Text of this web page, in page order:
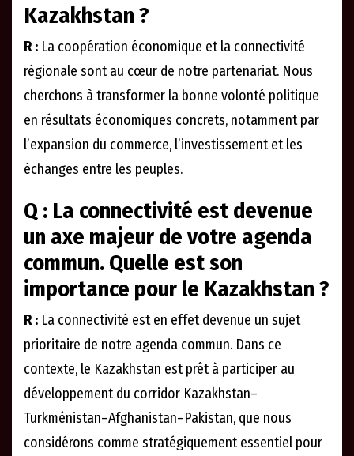
Kazakhstan ?
R : La coopération économique et la connectivité
régionale sont au cœur de notre partenariat. Nous
cherchons à transformer la bonne volonté politique
en résultats économiques concrets, notamment par
l’expansion du commerce, l’investissement et les
échanges entre les peuples.
Q : La connectivité est devenue
un axe majeur de votre agenda
commun. Quelle est son
importance pour le Kazakhstan ?
R : La connectivité est en effet devenue un sujet
prioritaire de notre agenda commun. Dans ce
contexte, le Kazakhstan est prêt à participer au
développement du corridor Kazakhstan–
Turkménistan–Afghanistan–Pakistan, que nous
considérons comme stratégiquement essentiel pour